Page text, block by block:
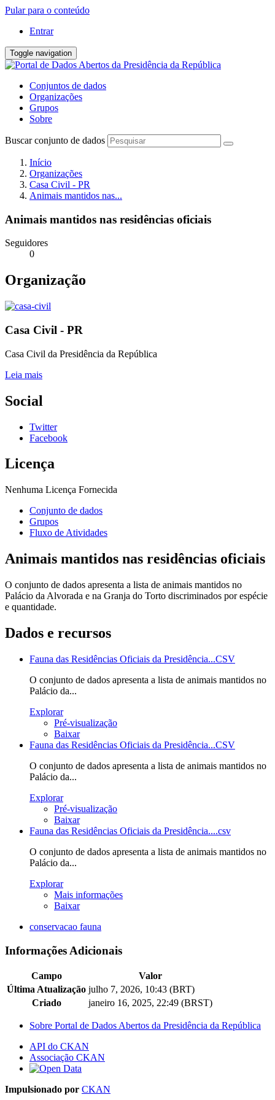
Pular para o conteúdo
Entrar
Toggle navigation
Conjuntos de dados
Organizações
Grupos
Sobre
Buscar conjunto de dados
Início
Organizações
Casa Civil - PR
Animais mantidos nas...
Animais mantidos nas residências oficiais
Seguidores
0
Organização
Casa Civil - PR
Casa Civil da Presidência da República
Leia mais
Social
Twitter
Facebook
Licença
Nenhuma Licença Fornecida
Conjunto de dados
Grupos
Fluxo de Atividades
Animais mantidos nas residências oficiais
O conjunto de dados apresenta a lista de animais mantidos no
Palácio da Alvorada e na Granja do Torto discriminados por espécie
e quantidade.
Dados e recursos
Fauna das Residências Oficiais da Presidência...CSV
O conjunto de dados apresenta a lista de animais mantidos no
Palácio da...
Explorar
Pré-visualização
Baixar
Fauna das Residências Oficiais da Presidência...CSV
O conjunto de dados apresenta a lista de animais mantidos no
Palácio da...
Explorar
Pré-visualização
Baixar
Fauna das Residências Oficiais da Presidência....csv
O conjunto de dados apresenta a lista de animais mantidos no
Palácio da...
Explorar
Mais informações
Baixar
conservacao fauna
Informações Adicionais
Campo
Valor
Última Atualização julho 7, 2026, 10:43 (BRT)
Criado
janeiro 16, 2025, 22:49 (BRST)
Sobre Portal de Dados Abertos da Presidência da República
API do CKAN
Associação CKAN
Impulsionado por CKAN